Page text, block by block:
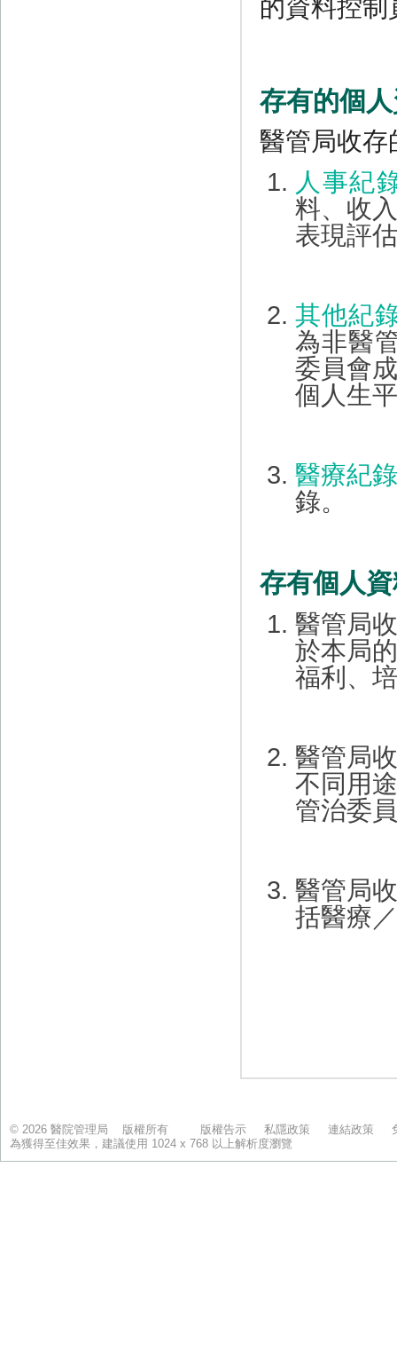
© 2026 醫院管理局 版權所有 版權告示 私隱政策 連結政策
為獲得至佳效果，建議使用 1024 x 768 以上解析度瀏覽